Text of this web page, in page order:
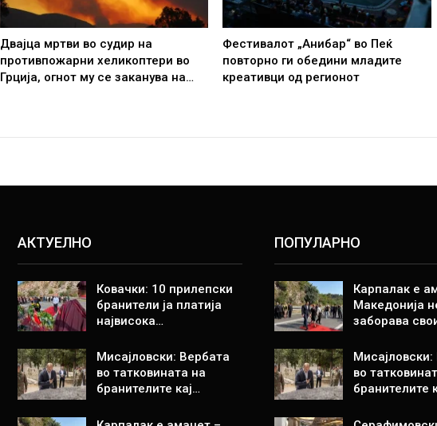
Двајца мртви во судир на
противпожарни хеликоптери во
Грција, огнот му се заканува на…
Фестивалот „Анибар“ во Пеќ
повторно ги обедини младите
креативци од регионот
АКТУЕЛНО
Ковачки: 10 прилепски
бранители ја платија
највисока…
Мисајловски: Вербата
во татковината на
бранителите кај…
ПОПУЛАРНО
Карпалак е
Македонија
заборава
во
бранителите